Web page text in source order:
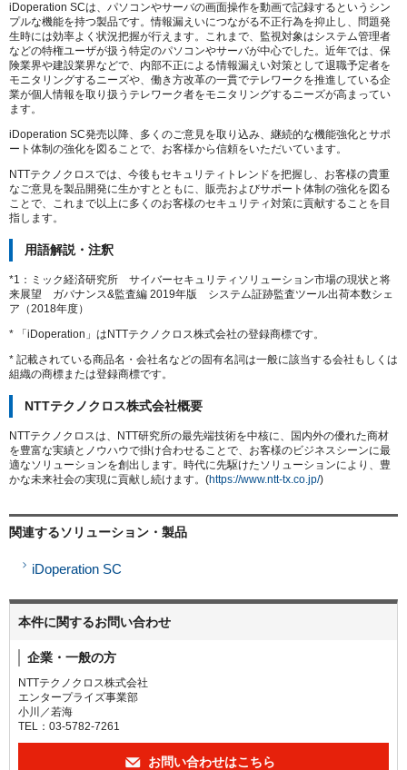
iDoperation SCは、パソコンやサーバの画面操作を動画で記録するというシン
プルな機能を持つ製品です。情報漏えいにつながる不正行為を抑止し、問題発
生時には効率よく状況把握が行えます。これまで、監視対象はシステム管理者
などの特権ユーザが扱う特定のパソコンやサーバが中心でした。近年では、保
険業界や建設業界などで、内部不正による情報漏えい対策として退職予定者を
モニタリングするニーズや、働き方改革の一貫でテレワークを推進している企
業が個人情報を取り扱うテレワーク者をモニタリングするニーズが高まってい
ます。
iDoperation SC発売以降、多くのご意見を取り込み、継続的な機能強化とサポ
ート体制の強化を図ることで、お客様から信頼をいただいています。
NTTテクノクロスでは、今後もセキュリティトレンドを把握し、お客様の貴重
なご意見を製品開発に生かすとともに、販売およびサポート体制の強化を図る
ことで、これまで以上に多くのお客様のセキュリティ対策に貢献することを目
指します。
用語解説・注釈
*1：ミック経済研究所 サイバーセキュリティソリューション市場の現状と将
来展望 ガバナンス&監査編 2019年版 システム証跡監査ツール出荷本数シェ
ア（2018年度）
* 「iDoperation」はNTTテクノクロス株式会社の登録商標です。
* 記載されている商品名・会社名などの固有名詞は一般に該当する会社もしくは
組織の商標または登録商標です。
NTTテクノクロス株式会社概要
NTTテクノクロスは、NTT研究所の最先端技術を中核に、国内外の優れた商材
を豊富な実績とノウハウで掛け合わせることで、お客様のビジネスシーンに最
適なソリューションを創出します。時代に先駆けたソリューションにより、豊
かな未来社会の実現に貢献し続けます。(https://www.ntt-tx.co.jp/)
関連するソリューション・製品
iDoperation SC
本件に関するお問い合わせ
企業・一般の方
NTTテクノクロス株式会社
エンタープライズ事業部
小川／若海
TEL：03-5782-7261
お問い合わせはこちら